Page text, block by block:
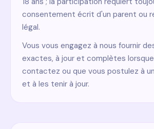
consentement écrit d'un parent ou
légal.
Vous vous engagez à nous fournir
exactes, à jour et complètes
contactez ou que vous postulez à
et à les tenir à jour.